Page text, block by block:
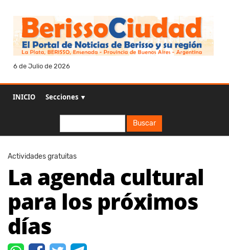
6 de Julio de 2026
INICIO Secciones ▼
Buscar
Actividades gratuitas
La agenda cultural
para los próximos
días